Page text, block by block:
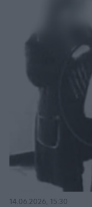
14.06.2026, 15:30